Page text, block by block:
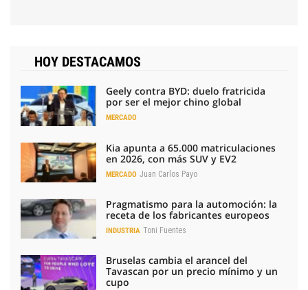
HOY DESTACAMOS
Geely contra BYD: duelo fratricida
por ser el mejor chino global
MERCADO
Kia apunta a 65.000 matriculaciones
en 2026, con más SUV y EV2
MERCADO Juan Carlos Payo
Pragmatismo para la automoción: la
receta de los fabricantes europeos
INDUSTRIA Toni Fuentes
Bruselas cambia el arancel del
Tavascan por un precio mínimo y un
cupo